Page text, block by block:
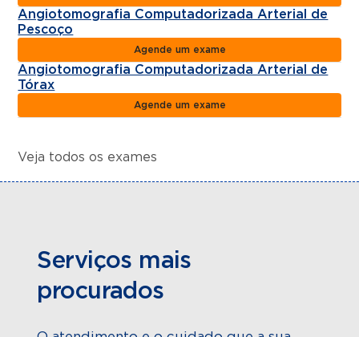
Angiotomografia Computadorizada Arterial de
Pescoço
Agende um exame
Angiotomografia Computadorizada Arterial de
Tórax
Agende um exame
Veja todos os exames
Serviços mais
procurados